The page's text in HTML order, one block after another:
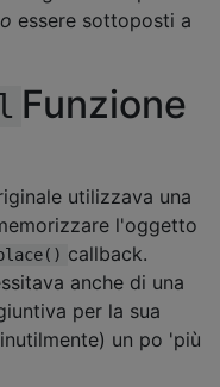
essere sottoposti a
Funzione
utilizzava una
l'oggetto
callback.
anche di una
per la sua
un po 'più